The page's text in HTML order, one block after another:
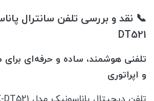
DT521
تلفنی هوشمند، ساده و حرفه‌ای
و اپراتوری